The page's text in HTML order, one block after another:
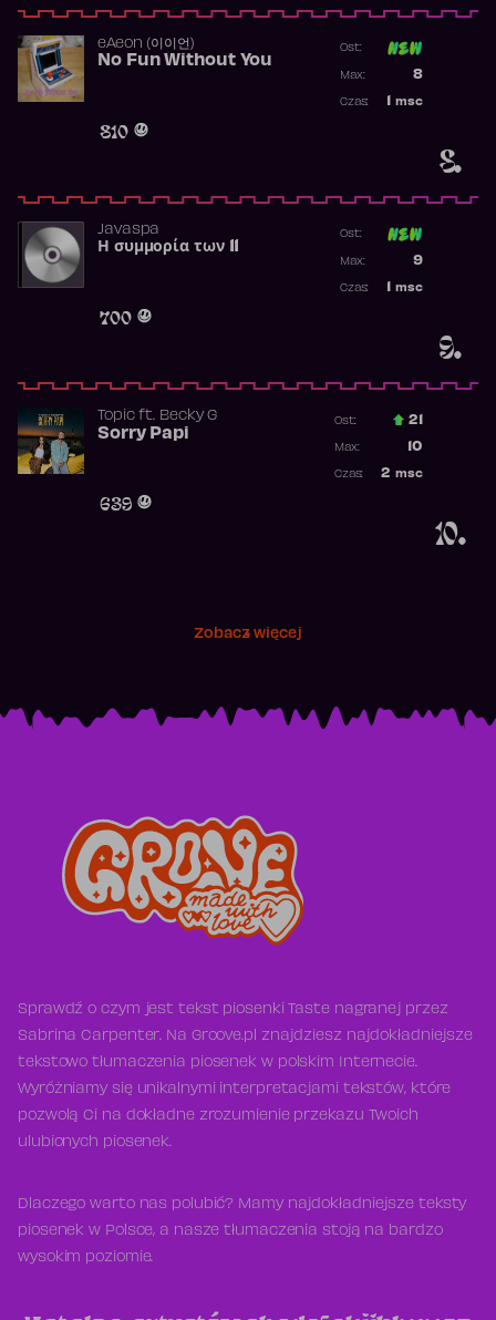
8.
​eAeon (이이언)
No Fun Without You
810
Ost:
8
Max:
msc
Czas:
9.
Javaspa
Η συμμορία των 11
700
Ost:
9
Max:
msc
Czas:
10.
Topicft. Becky G
Sorry Papi
639
Ost.: 21
10
Max:
2 msc
Czas:
Zobacz więcej
Sprawdź o czym jest tekst piosenki Taste nagranej przez
Sabrina Carpenter. Na Groove.pl znajdziesz najdokładniejsze
tekstowo tłumaczenia piosenek w polskim Internecie.
Wyróżniamy się unikalnymi interpretacjami tekstów, które
pozwolą Ci na dokładne zrozumienie przekazu Twoich
ulubionych piosenek.
Dlaczego warto nas polubić? Mamy najdokładniejsze teksty
piosenek w Polsce, a nasze tłumaczenia stoją na bardzo
wysokim poziomie.